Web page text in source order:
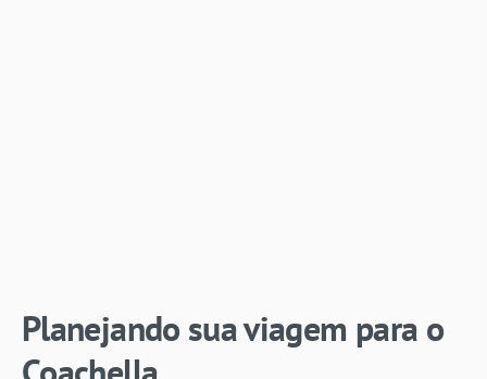
Planejando sua viagem para o